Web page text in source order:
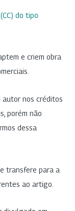
do tipo
e criem obra
autor nos créditos
porém não
dessa
transfere para a
ao artigo.